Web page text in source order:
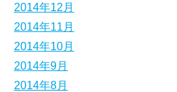
2014年12月
2014年11月
2014年10月
2014年9月
2014年8月